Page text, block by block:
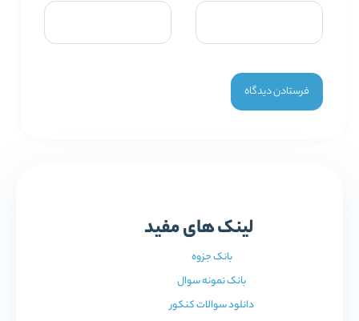
لینک های مفید
بانک جزوه
بانک نمونه سوال
دانلود سوالات کنکور